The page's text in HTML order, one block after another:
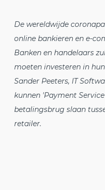
De wereldwijde
online bankieren en e-
Banken en handelaars
moeten investeren in
Sander Peeters, IT
kunnen 'Payment
betalingsbrug slaan
retailer.